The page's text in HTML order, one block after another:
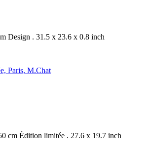
Design . 31.5 x 23.6 x 0.8 inch
cm Édition limitée . 27.6 x 19.7 inch